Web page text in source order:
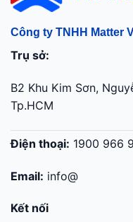
Công ty TNHH Matter
Trụ sở:
B2 Khu Kim Sơn,
Tp.HCM
Điện thoại: 1900 966
Email: info@
Kết nối